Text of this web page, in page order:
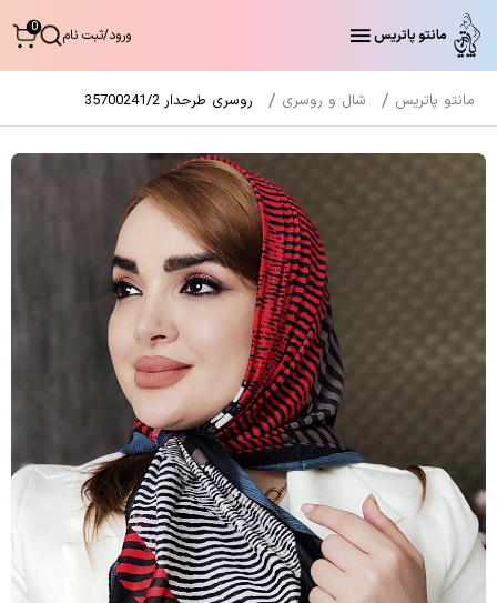
مانتو پاتریس ورود/ثبت نام 0
مانتو پاتریس شال و روسری روسری طرحدار 35700241/2